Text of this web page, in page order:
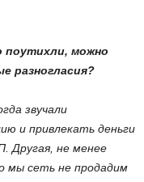
поутихли, можно
разногласия?
звучали
и привлекать деньги
Другая, не менее
мы сеть не продадим